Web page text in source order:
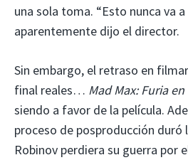
una sola toma. “Esto nunca va
aparentemente dijo el director.
Sin embargo, el retraso en
final reales… Mad Max: Furia
siendo a favor de la película.
proceso de posproducción
Robinov perdiera su guerra por